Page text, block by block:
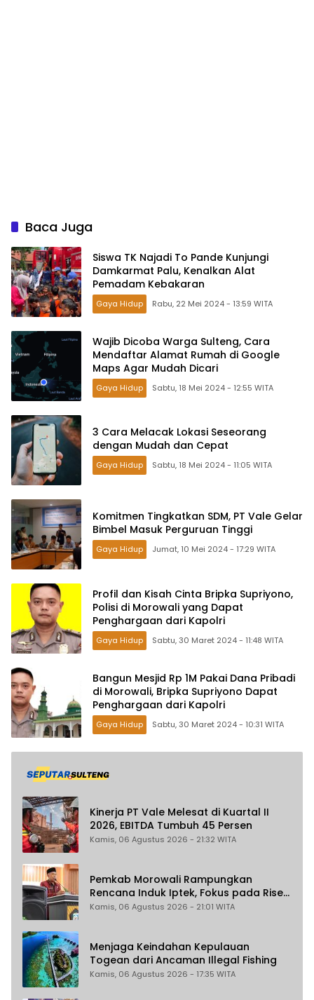
Baca Juga
Siswa TK Najadi To Pande Kunjungi
Damkarmat Palu, Kenalkan Alat
Pemadam Kebakaran
Gaya Hidup Rabu, 22 Mei 2024 - 13:59 WITA
Wajib Dicoba Warga Sulteng, Cara
Mendaftar Alamat Rumah di Google
Maps Agar Mudah Dicari
Gaya Hidup Sabtu, 18 Mei 2024 - 12:55 WITA
3 Cara Melacak Lokasi Seseorang
dengan Mudah dan Cepat
Gaya Hidup Sabtu, 18 Mei 2024 - 11:05 WITA
Komitmen Tingkatkan SDM, PT Vale Gelar
Bimbel Masuk Perguruan Tinggi
Gaya Hidup Jumat, 10 Mei 2024 - 17:29 WITA
Profil dan Kisah Cinta Bripka Supriyono,
Polisi di Morowali yang Dapat
Penghargaan dari Kapolri
Gaya Hidup Sabtu, 30 Maret 2024 - 11:48 WITA
Bangun Mesjid Rp 1M Pakai Dana Pribadi
di Morowali, Bripka Supriyono Dapat
Penghargaan dari Kapolri
Gaya Hidup Sabtu, 30 Maret 2024 - 10:31 WITA
Kinerja PT Vale Melesat di Kuartal II
2026, EBITDA Tumbuh 45 Persen
Kamis, 06 Agustus 2026 - 21:32 WITA
Pemkab Morowali Rampungkan
Rencana Induk Iptek, Fokus pada Riset
dan Inovasi Daerah
Kamis, 06 Agustus 2026 - 21:01 WITA
Menjaga Keindahan Kepulauan
Togean dari Ancaman Illegal Fishing
Kamis, 06 Agustus 2026 - 17:35 WITA